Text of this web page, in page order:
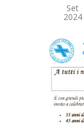
Set
2024